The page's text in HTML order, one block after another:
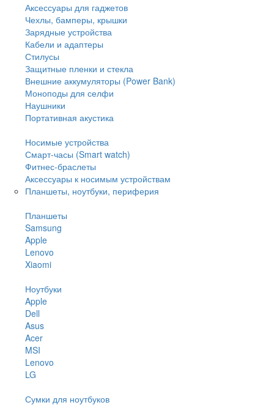
Аксессуары для гаджетов
Чехлы, бамперы, крышки
Зарядные устройства
Кабели и адаптеры
Стилусы
Защитные пленки и стекла
Внешние аккумуляторы (Power Bank)
Моноподы для селфи
Наушники
Портативная акустика
Носимые устройства
Смарт-часы (Smart watch)
Фитнес-браслеты
Аксессуары к носимым устройствам
Планшеты, ноутбуки, периферия
Планшеты
Samsung
Apple
Lenovo
Xiaomi
Ноутбуки
Apple
Dell
Asus
Acer
MSI
Lenovo
LG
Сумки для ноутбуков